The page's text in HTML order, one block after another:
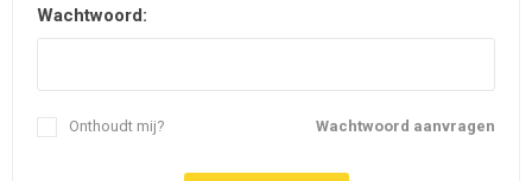
Wachtwoord:
Wachtwoord aanvragen
Onthoudt mij?